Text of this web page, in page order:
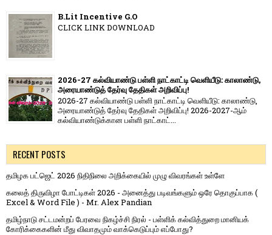
B.Lit Incentive G.O
CLICK LINK DOWNLOAD
2026-27 கல்வியாண்டு பள்ளி நாட்காட்டி வெளியீடு: காலாண்டு,
அரையாண்டுத் தேர்வு தேதிகள் அறிவிப்பு!
2026-27 கல்வியாண்டு பள்ளி நாட்காட்டி வெளியீடு: காலாண்டு,
அரையாண்டுத் தேர்வு தேதிகள் அறிவிப்பு! 2026-2027-ஆம்
கல்வியாண்டுக்கான பள்ளி நாட்காட்...
RECENT POSTS
தமிழக பட்ஜெட் 2026 நிதிநிலை அறிக்கையில் முழு விவரங்கள் உள்ளே
கலைத் திருவிழா போட்டிகள் 2026 - அனைத்து படிவங்களும் ஒரே தொகுப்பாக (
Excel & Word File ) - Mr. Alex Pandian
தமிழ்நாடு சட்டமன்றப் பேரவை நிகழ்ச்சி நிரல் - பள்ளிக் கல்வித்துறை மானியக்
கோரிக்கைகளின் மீது விவாதமும் வாக்கெடுப்பும் எப்போது?